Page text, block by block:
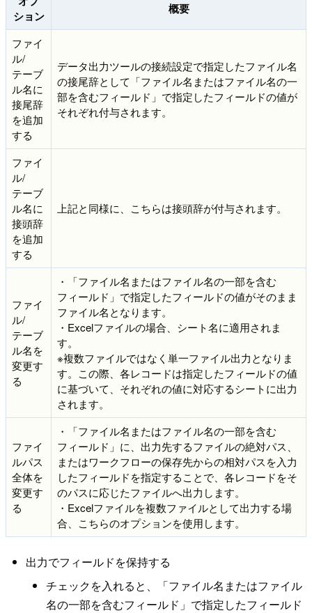
ション
概要
ファイ
ル/
テーブ
ル名に
接尾辞
を追加
する
データ出力ツールの接続設定で指定したファイル名
の接尾辞として「ファイル名またはファイル名の一
部を含むフィールド」で指定したフィールドの値が
それぞれ付与されます。
ファイ
ル/
テーブ
ル名に
接頭辞
を追加
する
上記と同様に、こちらは接頭辞が付与されます。
ファイ
ル/
テーブ
ル名を
変更す
る
・「ファイル名またはファイル名の一部を含む
フィールド」で指定したフィールドの値がそのまま
ファイル名となります。
・Excelファイルの場合、シート名に適用されま
す。
※複数ファイルではなく単一ファイル出力となりま
す。この際、各レコードは指定したフィールドの値
に基づいて、それぞれの値に対応するシートに出力
されます。
ファイ
ルパス
全体を
変更す
る
・「ファイル名またはファイル名の一部を含む
フィールド」に、出力先するファイルの絶対パス、
またはワークフローの保存先からの相対パスを入力
したフィールドを指定することで、各レコードをそ
のパスに応じたファイルへ出力します。
・Excelファイルを複数ファイルとして出力する場
合、こちらのオプションを使用します。
出力でフィールドを保持する
チェックを入れると、「ファイル名またはファイル
名の一部を含むフィールド」で指定したフィールド